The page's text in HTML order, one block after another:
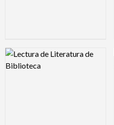
Logo Preview Image